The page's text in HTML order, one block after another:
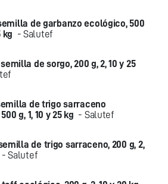
de garbanzo ecológico, 500
kg - Salutef
de sorgo, 200 g, 2, 10 y 25
de trigo sarraceno
g, 1, 10 y 25 kg - Salutef
de trigo sarraceno, 200 g, 2,
- Salutef